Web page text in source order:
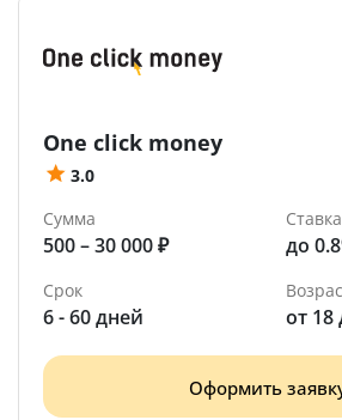
One click money
3.0
Сумма
500 – 30 000 ₽
Ставка
до
Срок
6 - 60 дней от 18
Оформить